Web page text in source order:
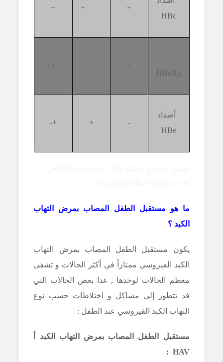
HBc
+
+
+
HBeAg
+-
-
+-
أضداد
HBe
-
+
+-
ما هو مستقبل الطفل المصاب بمرض التهاب
الكبد ؟
يكون مستقبل الطفل المصاب بمرض التهاب
الكبد الفيروسي ممتازاً في أكثر الحالات و تشفى
معظم الحالات لوحدها , عدا بعض الحالات التي
قد تتطور إلى مشاكل و اختلاطات حسب نوع
التهاب الكبد الفيروسي عند الطفل :
مستقبل الطفل المصاب بمرض التهاب الكبد أ
HAV
: